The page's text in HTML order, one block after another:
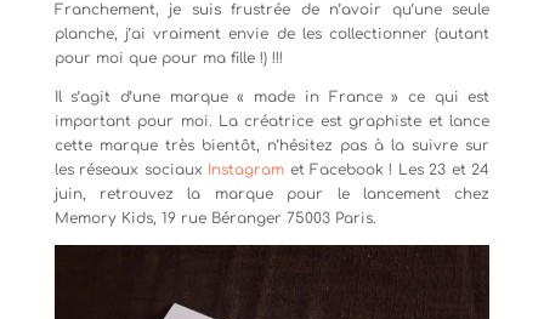
Franchement, je suis frustrée de n’avoir qu’une seule
planche, j’ai vraiment envie de les collectionner (autant
pour moi que pour ma fille !) !!!
Il s’agit d’une marque « made in France » ce qui est
important pour moi. La créatrice est graphiste et lance
cette marque très bientôt, n’hésitez pas à la suivre sur
les réseaux sociaux
Instagram et Facebook ! Les 23 et 24
juin, retrouvez la marque pour le lancement chez
Memory Kids, 19 rue Béranger 75003 Paris.